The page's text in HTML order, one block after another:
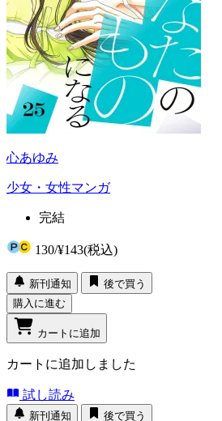
心あゆみ
少女・女性マンガ
完結
130/¥143(税込)
新刊通知
後で買う
購入に進む
カートに追加
カートに追加しました
試し読み
新刊通知 後で買う